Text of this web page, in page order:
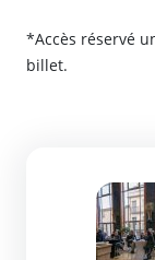
*Accès réservé
billet.
Zoom